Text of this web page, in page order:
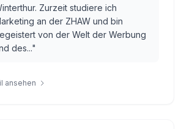
Zurzeit studiere ich
an der ZHAW und bin
von der Welt der Werbung
des..."
ansehen